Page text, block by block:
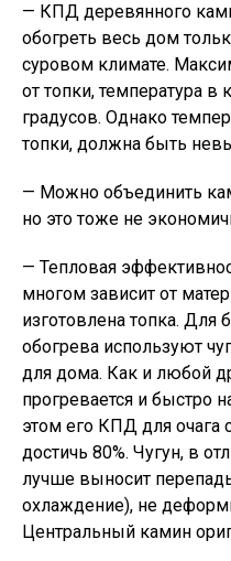
— КПД деревянного
обогреть весь дом
суровом климате.
от топки, температура в
градусов. Однако
топки, должна быть
— Можно объединить
но это тоже не
— Тепловая
многом зависит от
изготовлена топка. Для
обогрева используют
для дома. Как и любой
прогревается и быстро
этом его КПД для очага
достичь 80%. Чугун, в
лучше выносит
охлаждение), не
Центральный камин